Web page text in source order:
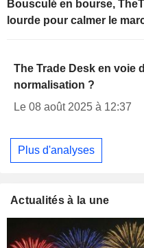
Bousculé en bourse,
lourde pour calmer le
The Trade Desk en voie
normalisation ?
Le 08 août 2025 à 12:37
Plus d'analyses
Actualités à la une